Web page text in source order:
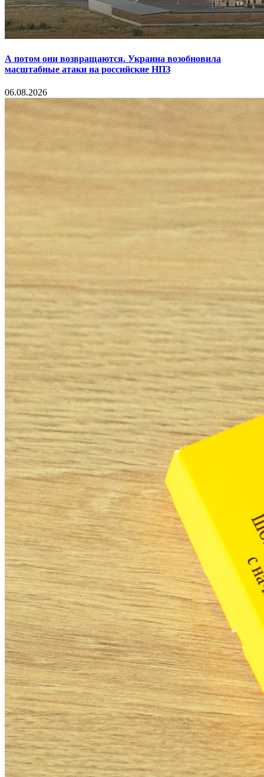
А потом они возвращаются. Украина возобновила
масштабные атаки на российские НПЗ
06.08.2026